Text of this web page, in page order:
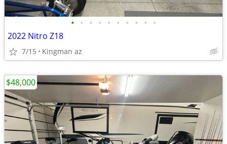
• • • • • • • • • •
2022 Nitro Z18
7/15 Kingman az
$48,000